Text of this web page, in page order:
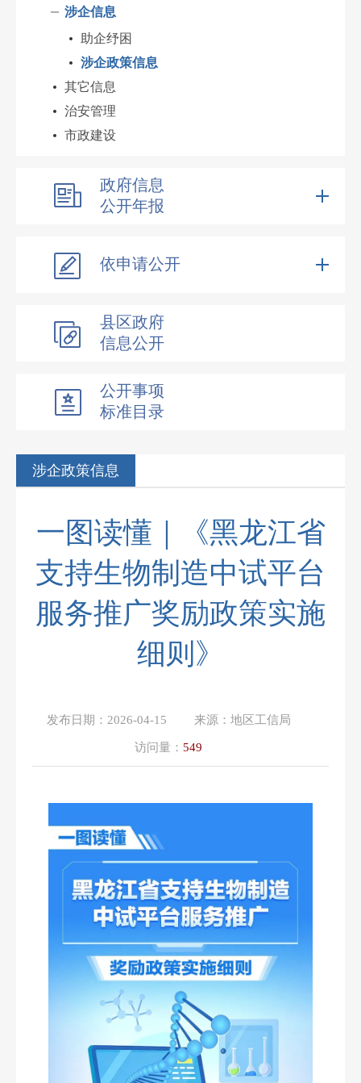
涉企信息
助企纾困
涉企政策信息
其它信息
治安管理
市政建设
政府信息
公开年报
依申请公开
县区政府
信息公开
公开事项
标准目录
涉企政策信息
一图读懂｜《黑龙江省
支持生物制造中试平台
服务推广奖励政策实施
细则》
发布日期： 2026-04-15 来源： 地区工信局
访问量： 549